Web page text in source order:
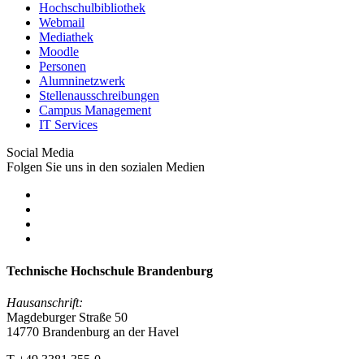
Hochschulbibliothek
Webmail
Mediathek
Moodle
Personen
Alumninetzwerk
Stellenausschreibungen
Campus Management
IT Services
Social Media
Folgen Sie uns in den sozialen Medien
Technische Hochschule Brandenburg
Hausanschrift:
Magdeburger Straße 50
14770 Brandenburg an der Havel